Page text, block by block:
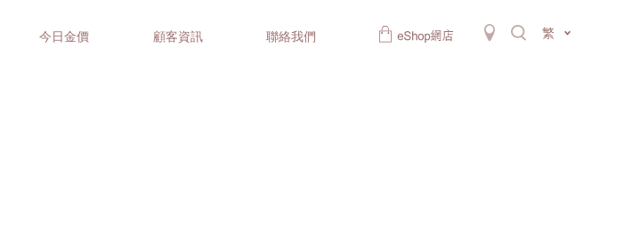
今日金價 顧客資訊 聯絡我們 繁